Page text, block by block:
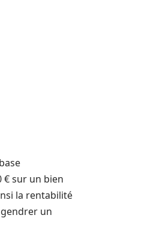
€ sur un bien
la rentabilité
un